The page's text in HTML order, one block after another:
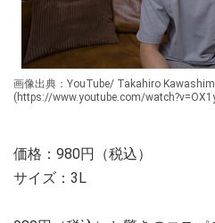
画像出典：YouTube/ Takahiro
(https://www.youtube.com/
価格：980円（税込）
サイズ：3L